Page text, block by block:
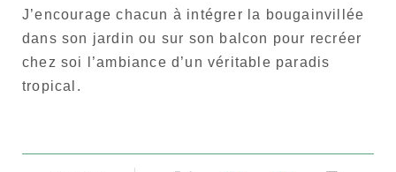
J’encourage chacun à intégrer la bougainvillée
dans son jardin ou sur son balcon pour recréer
chez soi l’ambiance d’un véritable paradis
tropical.